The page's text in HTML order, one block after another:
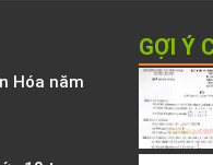
Hóa năm
GỢI Ý